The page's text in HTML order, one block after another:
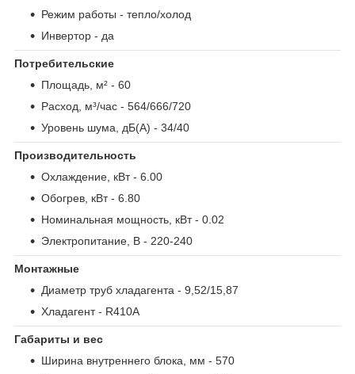
Режим работы - тепло/холод
Инвертор - да
Потребительские
Площадь, м² - 60
Расход, м³/час - 564/666/720
Уровень шума, дБ(А) - 34/40
Производительность
Охлаждение, кВт- 6.00
Обогрев, кВт- 6.80
Номинальная мощность, кВт- 0.02
Электропитание, В - 220-240
Монтажные
Диаметр труб хладагента - 9,52/15,87
Хладагент- R410A
Габариты и вес
Ширина внутреннего блока, мм - 570